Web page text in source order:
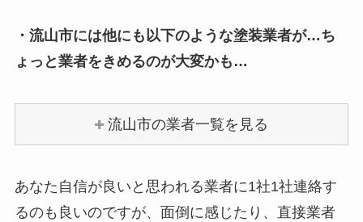
・流山市には他にも以下のような塗装業者が…ち
ょっと業者をきめるのが大変かも…
流山市の業者一覧を見る
あなた自信が良いと思われる業者に1社1社連絡す
るのも良いのですが、面倒に感じたり、直接業者